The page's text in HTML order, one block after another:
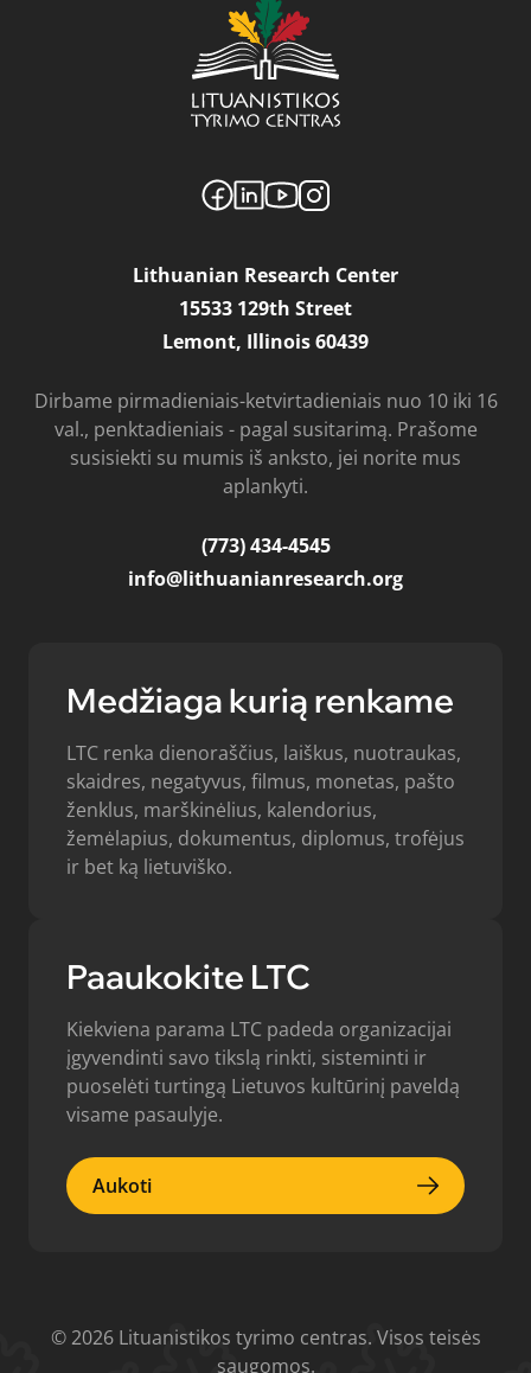
Aukoti
Lithuanian Research Center
15533 129th Street
Lemont, Illinois 60439
Dirbame pirmadieniais-ketvirtadieniais nuo 10 iki 16
val., penktadieniais - pagal susitarimą. Prašome
susisiekti su mumis iš anksto, jei norite mus
aplankyti.
(773) 434-4545
info@lithuanianresearch.org
Medžiaga kurią renkame
LTC renka dienoraščius, laiškus, nuotraukas,
skaidres, negatyvus, filmus, monetas, pašto
ženklus, marškinėlius, kalendorius,
žemėlapius, dokumentus, diplomus, trofėjus
ir bet ką lietuviško.
Paaukokite LTC
Kiekviena parama LTC padeda organizacijai
įgyvendinti savo tikslą rinkti, sisteminti ir
puoselėti turtingą Lietuvos kultūrinį paveldą
visame pasaulyje.
Aukoti
© 2026 Lituanistikos tyrimo centras. Visos teisės
saugomos.